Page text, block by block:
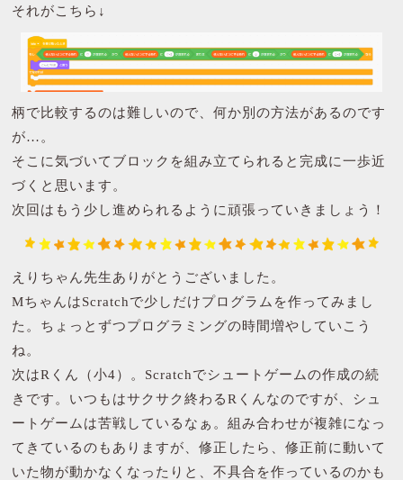
それがこちら↓
柄で比較するのは難しいので、何か別の方法があるのです
が…。
そこに気づいてブロックを組み立てられると完成に一歩近
づくと思います。
次回はもう少し進められるように頑張っていきましょう！
えりちゃん先生ありがとうございました。
MちゃんはScratchで少しだけプログラムを作ってみまし
た。ちょっとずつプログラミングの時間増やしていこう
ね。
次はRくん（小4）。Scratchでシュートゲームの作成の続
きです。いつもはサクサク終わるRくんなのですが、シュ
ートゲームは苦戦しているなぁ。組み合わせが複雑になっ
てきているのもありますが、修正したら、修正前に動いて
いた物が動かなくなったりと、不具合を作っているのかも